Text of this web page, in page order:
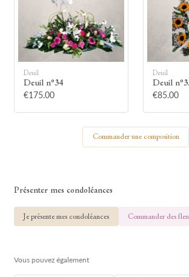
Montrez votre soutien à la
allumant symboliquement une
Votre prénom
Deuil
Deuil n°34
€175.00
Deuil
Deuil
€85.00
Commander une composition
Présenter mes condoléances
Je présente mes condoléances Commander des
Vous pouvez également